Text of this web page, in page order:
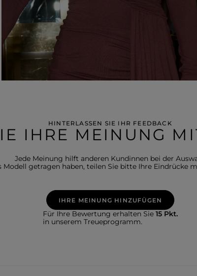
HINTERLASSEN SIE IHR FEEDBACK
IHRE MEINUNG
Jede Meinung hilft anderen Kundinnen bei der
Modell getragen haben, teilen Sie bitte Ihre Eindrücke
IHRE MEINUNG HINZUFÜGEN
Für Ihre Bewertung erhalten Sie 15 Pkt.
in unserem Treueprogramm.